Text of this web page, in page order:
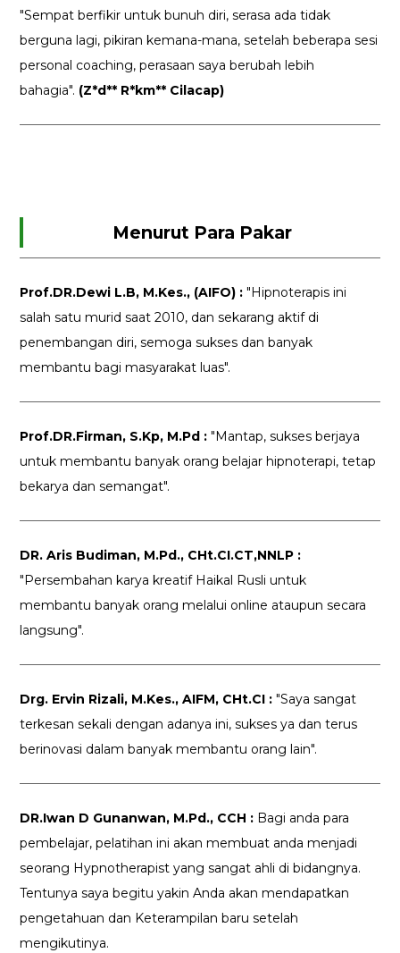
"Sempat berfikir untuk bunuh diri, serasa ada tidak
berguna lagi, pikiran kemana-mana, setelah beberapa sesi
personal coaching, perasaan saya berubah lebih
bahagia". (Z*d** R*km** Cilacap)
Menurut Para Pakar
Prof.DR.Dewi L.B, M.Kes., (AIFO) :"Hipnoterapis ini
salah satu murid saat 2010, dan sekarang aktif di
penembangan diri, semoga sukses dan banyak
membantu bagi masyarakat luas".
Prof.DR.Firman, S.Kp, M.Pd : "Mantap, sukses berjaya
untuk membantu banyak orang belajar hipnoterapi, tetap
bekarya dan semangat".
DR. Aris Budiman, M.Pd., CHt.CI.CT,NNLP :
"Persembahan karya kreatif Haikal Rusli untuk
membantu banyak orang melalui online ataupun secara
langsung".
Drg. Ervin Rizali, M.Kes., AIFM, CHt.CI : "Saya sangat
terkesan sekali dengan adanya ini, sukses ya dan terus
berinovasi dalam banyak membantu orang lain".
DR.Iwan D Gunanwan, M.Pd., CCH : Bagi anda para
pembelajar, pelatihan ini akan membuat anda menjadi
seorang Hypnotherapist yang sangat ahli di bidangnya.
Tentunya saya begitu yakin Anda akan mendapatkan
pengetahuan dan Keterampilan baru setelah
mengikutinya.